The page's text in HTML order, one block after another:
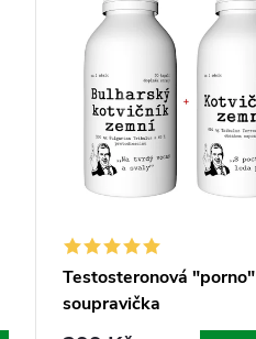
Testosteronová "porno"
soupravička